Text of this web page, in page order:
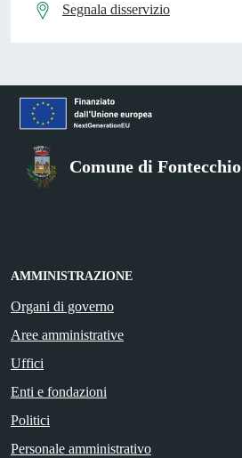
Segnala disservizio
Comune di Fontecchio
AMMINISTRAZIONE
Organi di governo
Aree amministrative
Uffici
Enti e fondazioni
Politici
Personale amministrativo